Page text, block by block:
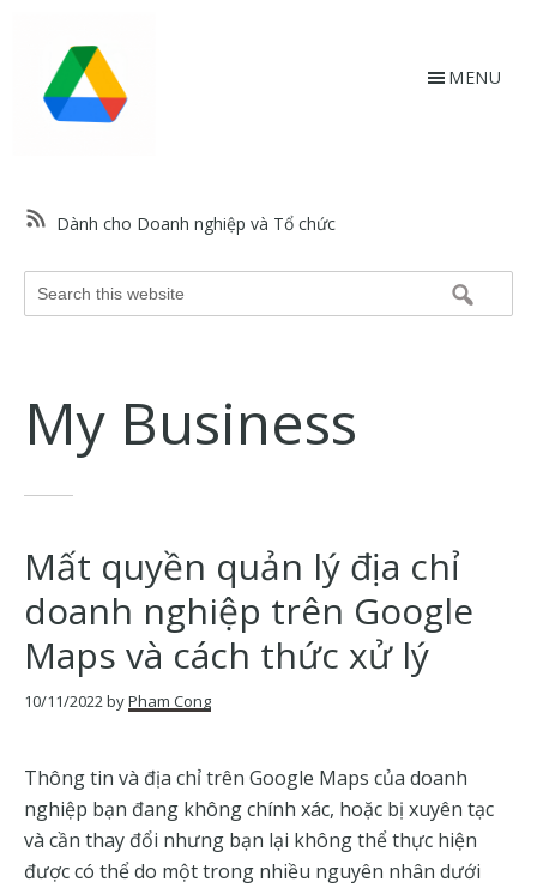
content
footer
web
hỗ
trợ
Google
về
các
Google
Dành cho Doanh nghiệp và Tổ chức
Search
this
MENU
My Business
Mất quyền quản lý địa chỉ
doanh nghiệp trên Google
Maps và cách thức xử lý
10/11/2022byPham Cong
Thông tin và địa chỉ trên Google Maps của doanh
nghiệp bạn đang không chính xác, hoặc bị xuyên tạc
và cần thay đổi nhưng bạn lại không thể thực hiện
được có thể do một trong nhiều nguyên nhân dưới